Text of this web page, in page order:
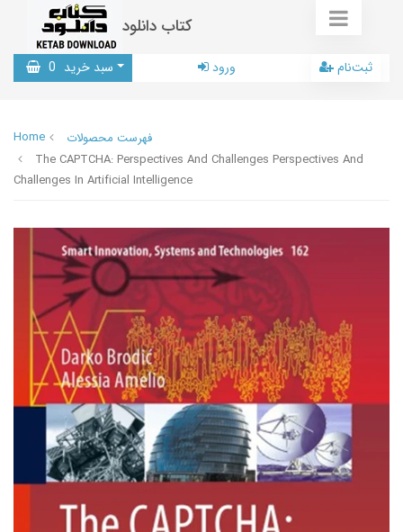
کتاب دانلود
سبد خرید 0 ورود ثبت‌نام
Home
فهرست محصولات
The CAPTCHA: Perspectives And Challenges Perspectives And
Challenges In Artificial Intelligence